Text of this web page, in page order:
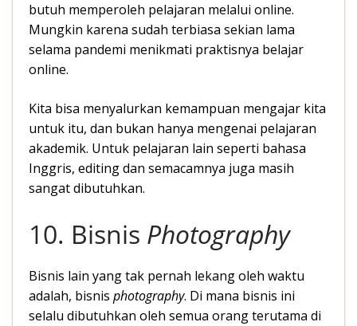
butuh memperoleh pelajaran melalui online.
Mungkin karena sudah terbiasa sekian lama
selama pandemi menikmati praktisnya belajar
online.
Kita bisa menyalurkan kemampuan mengajar kita
untuk itu, dan bukan hanya mengenai pelajaran
akademik. Untuk pelajaran lain seperti bahasa
Inggris, editing dan semacamnya juga masih
sangat dibutuhkan.
10. Bisnis Photography
Bisnis lain yang tak pernah lekang oleh waktu
adalah, bisnis photography. Di mana bisnis ini
selalu dibutuhkan oleh semua orang terutama di